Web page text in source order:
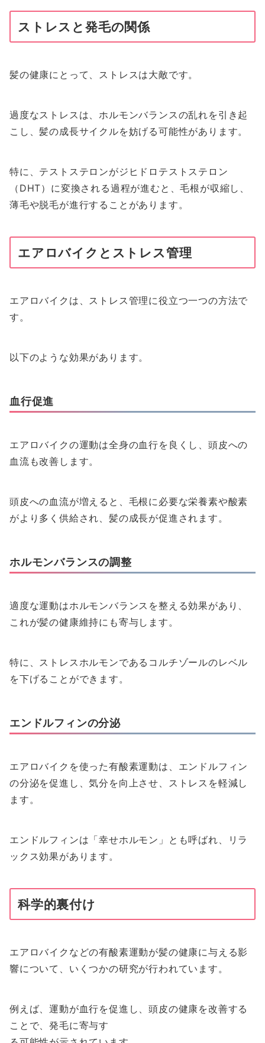
ストレスと発毛の関係
髪の健康にとって、ストレスは大敵です。
過度なストレスは、ホルモンバランスの乱れを引き起
こし、髪の成長サイクルを妨げる可能性があります。
特に、テストステロンがジヒドロテストステロン
（DHT）に変換される過程が進むと、毛根が収縮し、
薄毛や脱毛が進行することがあります。
エアロバイクとストレス管理
エアロバイクは、ストレス管理に役立つ一つの方法で
す。
以下のような効果があります。
血行促進
エアロバイクの運動は全身の血行を良くし、頭皮への
血流も改善します。
頭皮への血流が増えると、毛根に必要な栄養素や酸素
がより多く供給され、髪の成長が促進されます。
ホルモンバランスの調整
適度な運動はホルモンバランスを整える効果があり、
これが髪の健康維持にも寄与します。
特に、ストレスホルモンであるコルチゾールのレベル
を下げることができます。
エンドルフィンの分泌
エアロバイクを使った有酸素運動は、エンドルフィン
の分泌を促進し、気分を向上させ、ストレスを軽減し
ます。
エンドルフィンは「幸せホルモン」とも呼ばれ、リラ
ックス効果があります。
科学的裏付け
エアロバイクなどの有酸素運動が髪の健康に与える影
響について、いくつかの研究が行われています。
例えば、運動が血行を促進し、頭皮の健康を改善する
ことで、発毛に寄与す